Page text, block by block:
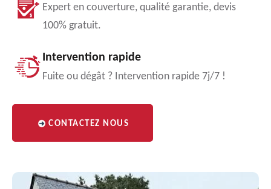
Expert en couverture, qualité garantie, devis
100% gratuit.
Intervention rapide
Fuite ou dégât ? Intervention rapide 7j/7 !
CONTACTEZ NOUS